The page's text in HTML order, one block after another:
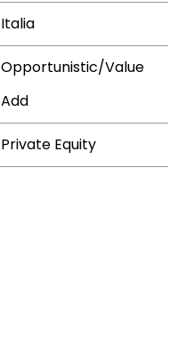
Italia
Opportunistic/Value
Add
Private Equity